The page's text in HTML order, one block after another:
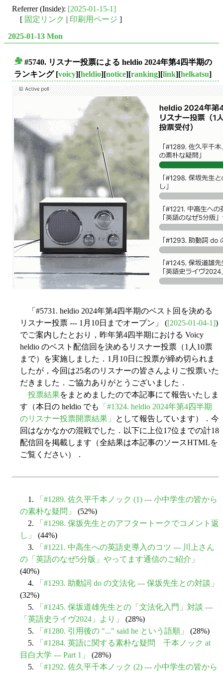
Referrer (Inside): [2025-01-15-1]
[ 固定リンク | 印刷用ページ ]
2025-01-13 Mon
#5740. リスナー投票による heldio 2024年第4四半期の
ランキング[voicy][heldio][notice][ranking][link][helkatsu]
「#5731. heldio 2024年第4四半期のベスト回を決める
リスナー投票 --- 1月10日までオープン」 ([2025-01-04-1])
でご案内したとおり，昨年第4四半期における Voicy
heldio のベスト配信回を決めるリスナー投票（1人10票
まで）を実施しました．1月10日に投票が締め切られま
したが，今回は25名のリスナーの皆さんよりご投票いた
だきました．ご協力ありがとうございました．
投票結果をまとめましたので本記事にて報告いたしま
す（本日の heldio でも
「#1324. heldio 2024年第4四半期
のリスナー投票開票結果」
として報告しています）．今
回はなかなかの混戦でした．以下に上位17位までの計18
配信回を掲載します（全結果は本記事のソースHTMLを
ご覧ください）．
1.
「#1289. 佐久平千本ノック (1) --- 小中学生の皆から
の素朴な疑問」
(52%)
2.
「#1298. 保坂先生とのアフタートークでコメント返
し」
(44%)
3.
「#1221. 中高生への英語史導入のコツ --- 川上さん
の「英語のなぜ5分版」やってます通信のご紹介」
(40%)
4.
「#1293. 助動詞 do の文法化 --- 保坂先生との対談」
(32%)
5.
「#1245. 保坂道雄先生との「文法化入門」対談 ---
「英語史ライヴ2024」より」
(28%)
5.
「#1280. 引用後の "..." said he という語順」
(28%)
5.
「#1284. 英語に関する素朴な疑問 千本ノック at
目白大学 --- Part 1」
(28%)
5.
「#1292. 佐久平千本ノック (2) --- 小中学生の皆から